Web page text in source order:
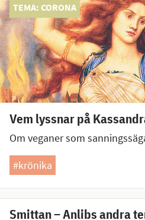
TEMA: CORONA
Vem lyssnar på
Om veganer som
#krönika
Smittan – Anlibs andra